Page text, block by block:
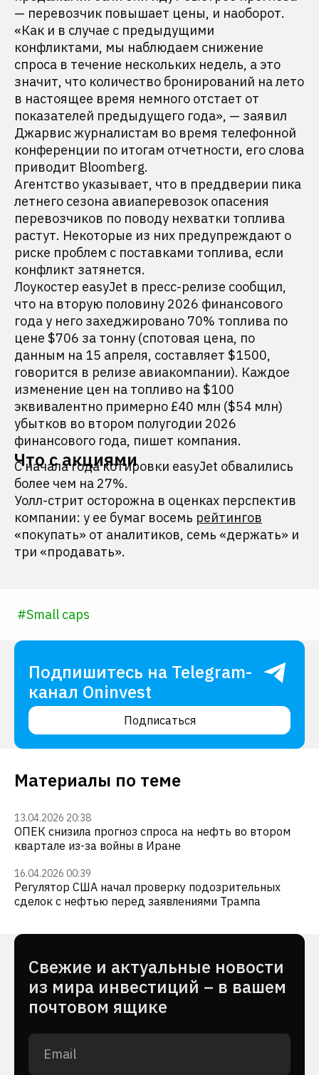
— перевозчик повышает цены, и наоборот.
«Как и в случае с предыдущими
конфликтами, мы наблюдаем снижение
спроса в течение нескольких недель, а это
значит, что количество бронирований на лето
в настоящее время немного отстает от
показателей предыдущего года», — заявил
Джарвис журналистам во время телефонной
конференции по итогам отчетности, его слова
приводит Bloomberg.
Агентство указывает, что в преддверии пика
летнего сезона авиаперевозок опасения
перевозчиков по поводу нехватки топлива
растут. Некоторые из них предупреждают о
риске проблем с поставками топлива, если
конфликт затянется.
Лоукостер easyJet в пресс-релизе сообщил,
что на вторую половину 2026 финансового
года у него захеджировано 70% топлива по
цене $706 за тонну (спотовая цена, по
данным на 15 апреля, составляет $1500,
говорится в релизе авиакомпании). Каждое
изменение цен на топливо на $100
эквивалентно примерно £40 млн ($54 млн)
убытков во втором полугодии 2026
финансового года, пишет компания.
Что с акциями
С начала года котировки easyJet обвалились
более чем на 27%.
Уолл-стрит осторожна в оценках перспектив
компании: у ее бумаг восемь рейтингов
«покупать» от аналитиков, семь «держать» и
три «продавать».
#Small caps
Подпишитесь на Telegram-
канал Oninvest
Подписаться
Материалы по теме
13.04.2026 20:38
ОПЕК снизила прогноз спроса на нефть во втором
квартале из-за войны в Иране
16.04.2026 00:39
Регулятор США начал проверку подозрительных
сделок с нефтью перед заявлениями Трампа
Cвежие и актуальные новости
из мира инвестиций – в вашем
почтовом ящике